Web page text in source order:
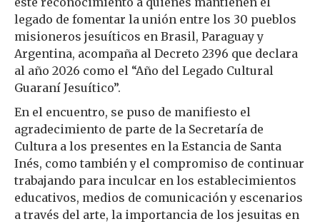
legado de fomentar la unión entre los 30 pueblos
misioneros jesuíticos en Brasil, Paraguay y
Argentina, acompaña al Decreto 2396 que declara
al año 2026 como el “Año del Legado Cultural
Guaraní Jesuítico”.
En el encuentro, se puso de manifiesto el
agradecimiento de parte de la Secretaría de
Cultura a los presentes en la Estancia de Santa
Inés, como también y el compromiso de continuar
trabajando para inculcar en los establecimientos
educativos, medios de comunicación y escenarios
a través del arte, la importancia de los jesuitas en